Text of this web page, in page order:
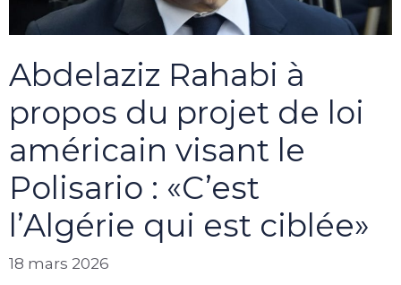
Abdelaziz Rahabi à
propos du projet de loi
américain visant le
Polisario : «C’est
l’Algérie qui est ciblée»
18 mars 2026